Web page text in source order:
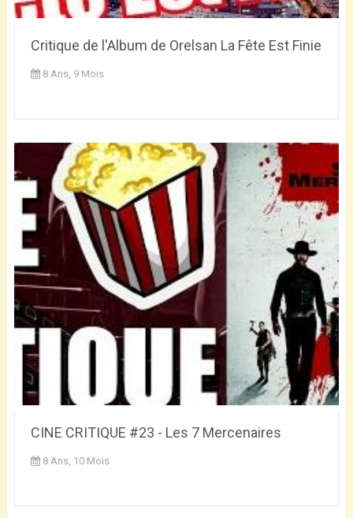
Critique de l'Album de Orelsan La Fête Est Finie
8 Ans, 9 Mois
CINE CRITIQUE #23 - Les 7 Mercenaires
8 Ans, 10 Mois